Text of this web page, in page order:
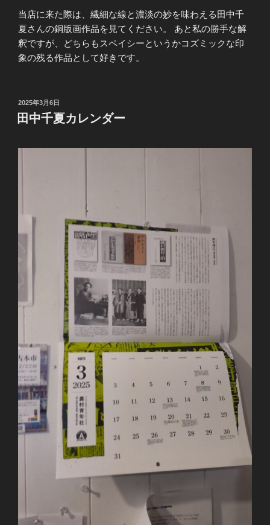
当店に来た際は、繊細な線と濃淡の妙を味わえる田中千
夏さんの銅版画作品を見てください。 あと私の勝手な解
釈ですが、どちらもスペイシーというかコズミックな印
象の残る作品として好きです。
投
稿
日:
2025年3月6日
田中千夏カレンダー